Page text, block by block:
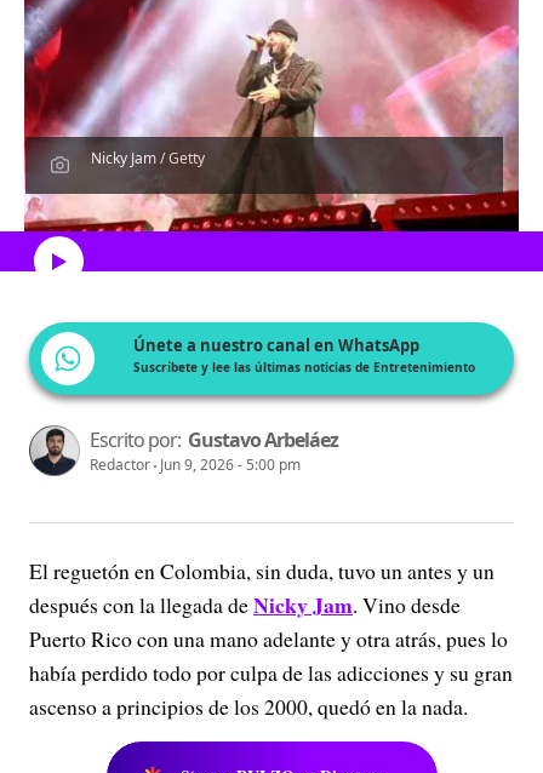
Nicky Jam / Getty
Escucha el artículo
Únete a nuestro canal en WhatsApp
Suscríbete y lee las últimas noticias de Entretenimiento
Escrito por: Gustavo Arbeláez
Redactor Jun 9, 2026 - 5:00 pm
El reguetón en Colombia, sin duda, tuvo un antes y un
después con la llegada deNicky Jam. Vino desde
Puerto Rico con una mano adelante y otra atrás, pues lo
había perdido todo por culpa de las adicciones y su gran
ascenso a principios de los 2000, quedó en la nada.